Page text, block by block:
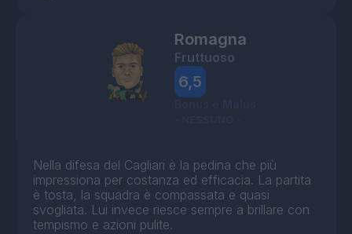
Romagna
Fruttuoso
6,5
Nella difesa del Cagliari è la pedina che più
impressiona per costanza ed efficacia. La partita
è tosta, la squadra è compassata e quasi
svogliata. Lui invece riesce sempre a brillare con
tempismo e azioni pulite.